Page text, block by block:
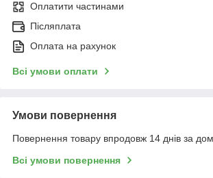
Оплатити частинами
Післяплата
Оплата на рахунок
Всі умови оплати
Умови повернення
Повернення товару впродовж 14 днів за
Всі умови повернення